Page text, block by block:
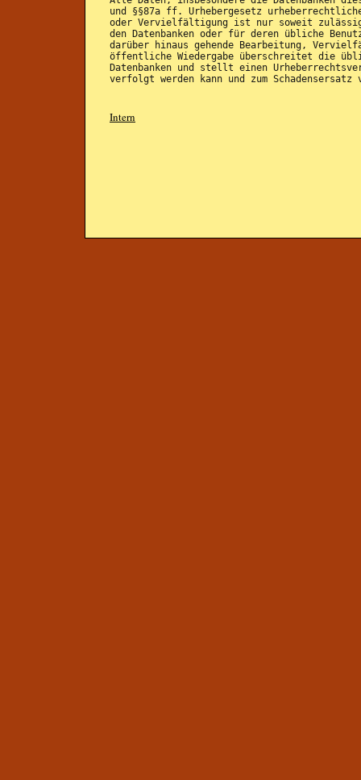
und §§87a ff. Urhebergesetz
oder Vervielfältigung ist nur soweit
den Datenbanken oder für deren übliche
darüber hinaus gehende Bearbeitung,
öffentliche Wiedergabe überschreitet die
Datenbanken und stellt einen
verfolgt werden kann und zum
Intern